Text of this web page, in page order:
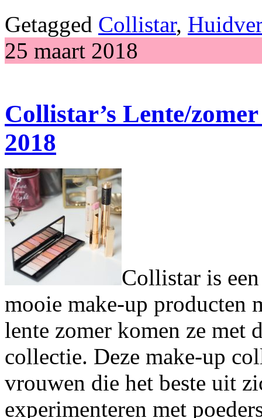
Getagged Collistar,
25 maart 2018
Collistar’s Lente/
2018
Collistar is
mooie make-up producten
lente zomer komen ze met
collectie. Deze make-up
vrouwen die het beste uit
experimenteren met